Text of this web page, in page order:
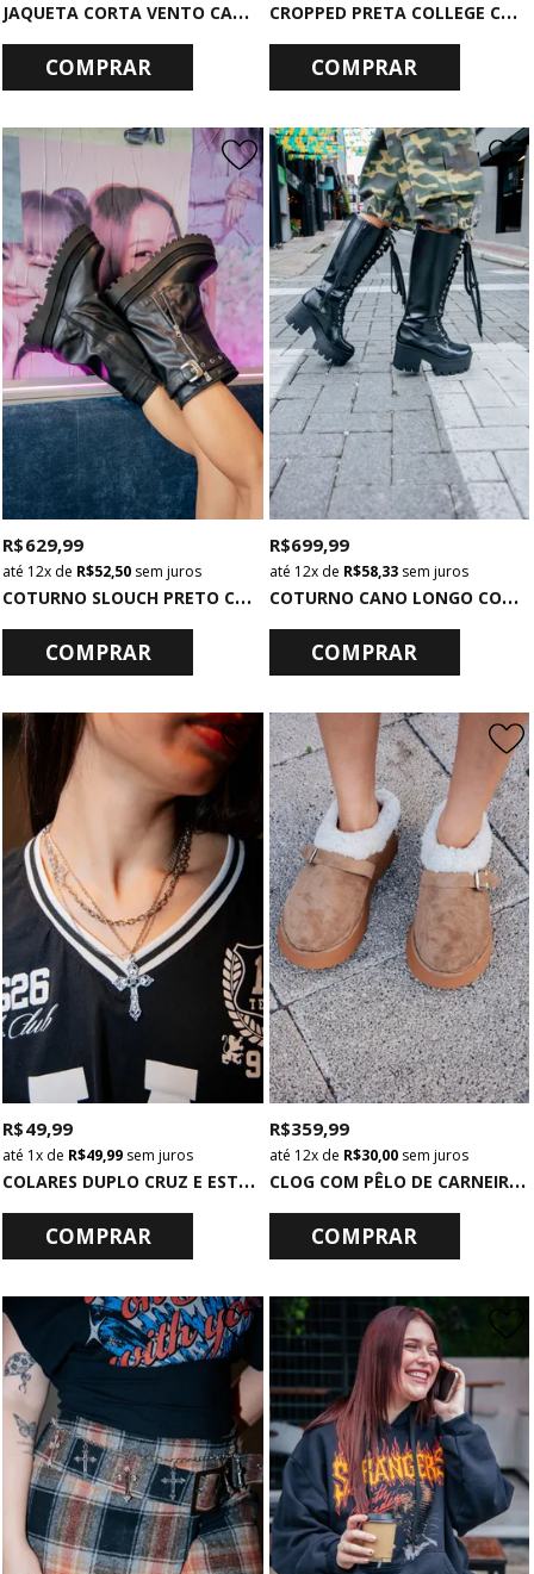
J
AQUETA CORTA VENTO CAMUFLADA
COMPRAR
C
ROPPED PRETA COLLEGE COM MANGAS DE PAETÊS LA
COMPRAR
C
OTURNO SLOUCH PRETO COM FIVELA
R$ 629,99
12x de R$ 52,50 sem juros
COMPRAR
C
OTURNO CANO LONGO COM SALTO TRATORADO PRETO
R$ 699,99
12xde R$ 58,33sem juros
COMPRAR
C
OLARES DUPLO CRUZ E ESTRELA
R$ 49,99
1x de R$ 49,99 sem juros
COMPRAR
C
LOG COM PÊLO DE CARNEIRO MARROM
R$ 359,99
12xde R$ 30,00sem juros
COMPRAR